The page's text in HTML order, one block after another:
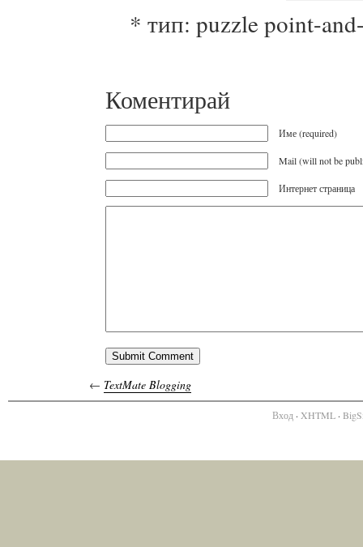
* тип: puzzle point-
Коментирай
Име (required)
Mail (will not be
Интернет страница
← TextMate Blogging
Вход· XHTML·